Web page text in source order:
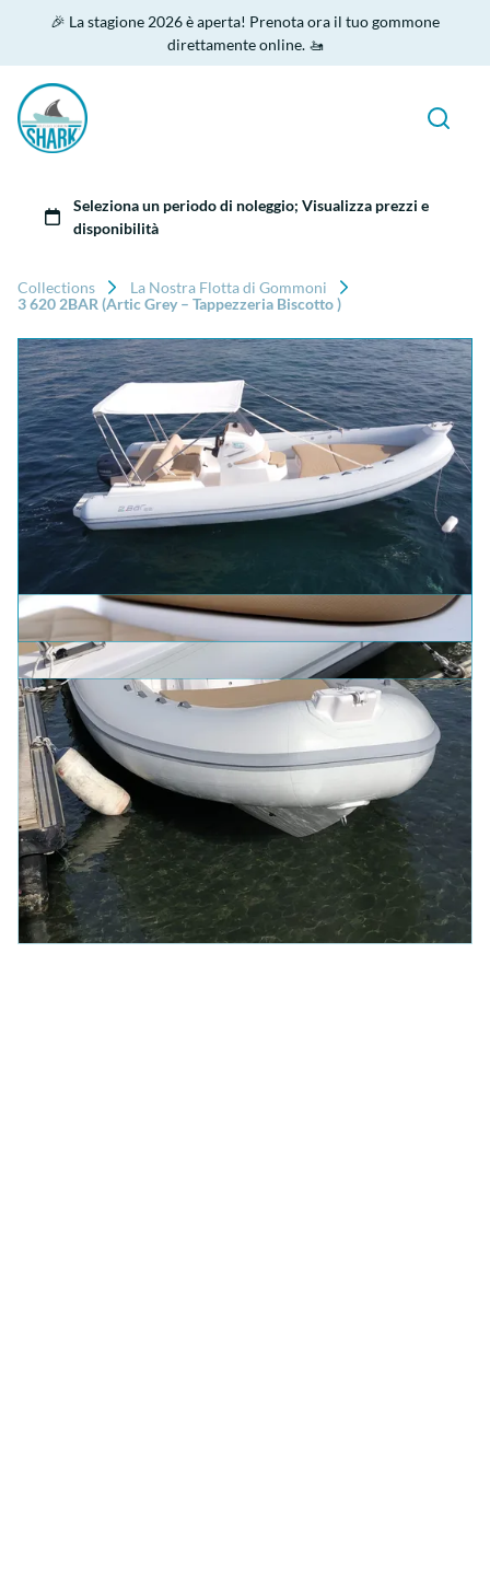
🎉 La stagione 2026 è aperta! Prenota ora il tuo gommone
direttamente online. 🚤
Collections
La Nostra Flotta di Gommoni
3 620 2BAR (Artic Grey – Tappezzeria Biscotto )